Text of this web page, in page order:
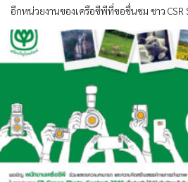
อีกหน่วยงานของเครือซีพีที่ขอชื่นชม ชาว CSR